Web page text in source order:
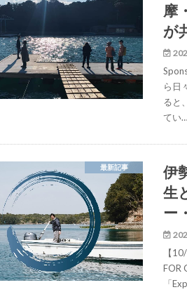
摩
が
ら日
ると
てい…
最新記事
伊
生
ー
【
FOR
「